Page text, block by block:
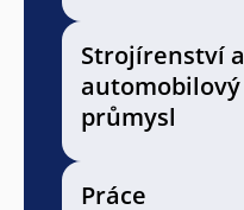
Strojírenství a
automobilový
průmysl
Práce